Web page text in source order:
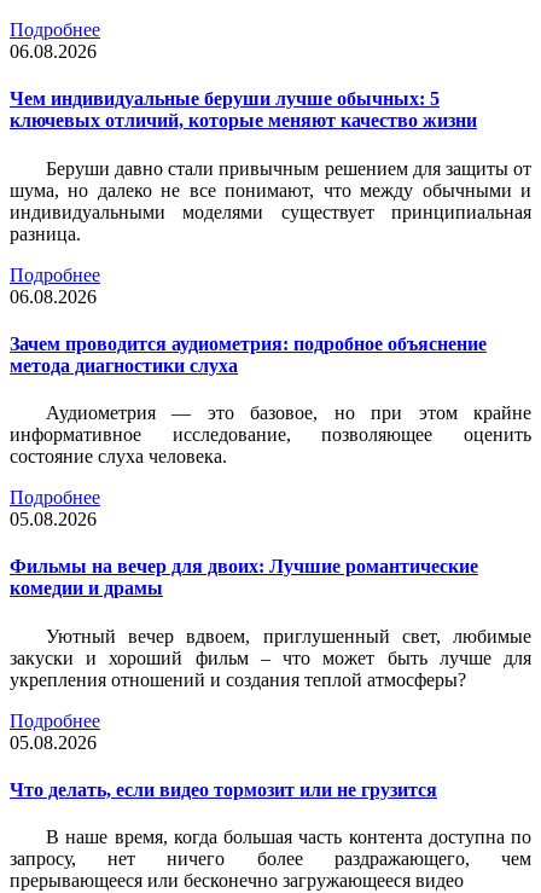
Подробнее
06.08.2026
Чем индивидуальные беруши лучше обычных: 5
ключевых отличий, которые меняют качество жизни
Беруши давно стали привычным решением для защиты от
шума, но далеко не все понимают, что между обычными и
индивидуальными моделями существует принципиальная
разница.
Подробнее
06.08.2026
Зачем проводится аудиометрия: подробное объяснение
метода диагностики слуха
Аудиометрия — это базовое, но при этом крайне
информативное исследование, позволяющее оценить
состояние слуха человека.
Подробнее
05.08.2026
Фильмы на вечер для двоих: Лучшие романтические
комедии и драмы
Уютный вечер вдвоем, приглушенный свет, любимые
закуски и хороший фильм – что может быть лучше для
укрепления отношений и создания теплой атмосферы?
Подробнее
05.08.2026
Что делать, если видео тормозит или не грузится
В наше время, когда большая часть контента доступна по
запросу, нет ничего более раздражающего, чем
прерывающееся или бесконечно загружающееся видео